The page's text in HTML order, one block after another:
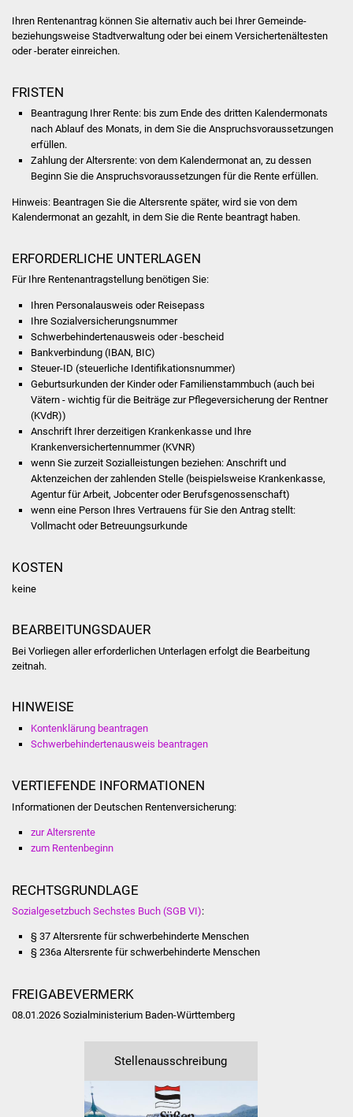
Stadtfest
Einrichtungen
Hallenbad
Zehntscheuer
Bürgerhaus
Kulturhalle
Vereine und Parteien
Beirat Süßener Vereine
Sportanlagen
Tourismus
Stadtseniorenrat
Sommerwochen für
Ältere
Familientreff
Freundeskreis Asyl
Ihren Rentenantrag können Sie alternativ auch bei Ihrer Gemeinde-
beziehungsweise Stadtverwaltung oder bei einem Versichertenältesten
oder -beratereinreichen.
FRISTEN
Beantragung Ihrer Rente: bis zum Ende des dritten Kalendermonats
nach Ablauf des Monats, in dem Sie die Anspruchsvoraussetzungen
erfüllen.
Zahlung der Altersrente: von dem Kalendermonat an, zu dessen
Beginn Sie die Anspruchsvoraussetzungen für die Rente erfüllen.
Hinweis: Beantragen Sie die Altersrente später, wird sie von dem
Kalendermonat an gezahlt, in dem Sie die Rente beantragt haben.
ERFORDERLICHE UNTERLAGEN
Für Ihre Rentenantragstellung benötigen Sie:
Ihren Personalausweis oder Reisepass
Ihre Sozialversicherungsnummer
Schwerbehindertenausweis oder -bescheid
Bankverbindung (IBAN, BIC)
Steuer-ID (steuerliche Identifikationsnummer)
Geburtsurkunden der Kinder oder Familienstammbuch (auch bei
Vätern - wichtig für die Beiträge zur Pflegeversicherung der Rentner
(KVdR))
Anschrift Ihrer derzeitigen Krankenkasse und Ihre
Krankenversichertennummer (KVNR)
wenn Sie zurzeit Sozialleistungen beziehen: Anschrift und
Aktenzeichen der zahlenden Stelle (beispielsweise Krankenkasse,
Agentur für Arbeit, Jobcenter oder Berufsgenossenschaft)
wenn eine Person Ihres Vertrauens für Sie den Antrag stellt:
Vollmacht oder Betreuungsurkunde
KOSTEN
keine
BEARBEITUNGSDAUER
Bei Vorliegen aller erforderlichen Unterlagen erfolgt die Bearbeitung
zeitnah.
HINWEISE
Kontenklärung beantragen
Schwerbehindertenausweis beantragen
VERTIEFENDE INFORMATIONEN
Informationen der Deutschen Rentenversicherung:
zur Altersrente
zum Rentenbeginn
RECHTSGRUNDLAGE
Sozialgesetzbuch Sechstes Buch (SGB VI):
§ 37 Altersrente für schwerbehinderte Menschen
§ 236a Altersrente für schwerbehinderte Menschen
FREIGABEVERMERK
08.01.2026Sozialministerium Baden-Württemberg
Stellenausschreibung